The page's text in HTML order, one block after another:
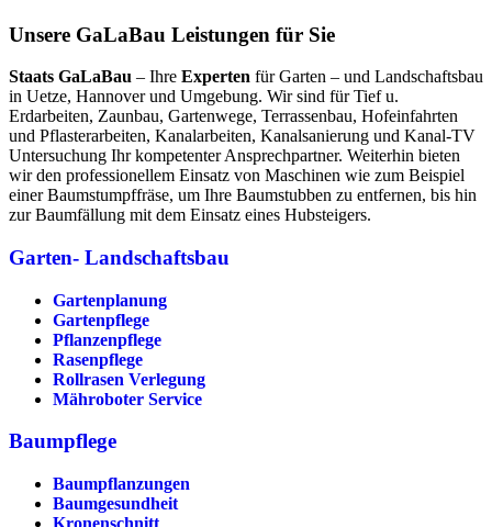
Unsere GaLaBau Leistungen für Sie
Staats GaLaBau – Ihre Experten für Garten – und Landschaftsbau
in Uetze, Hannover und Umgebung. Wir sind für Tief u.
Erdarbeiten, Zaunbau, Gartenwege, Terrassenbau, Hofeinfahrten
und Pflasterarbeiten, Kanalarbeiten, Kanalsanierung und Kanal-TV
Untersuchung Ihr kompetenter Ansprechpartner. Weiterhin bieten
wir den professionellem Einsatz von Maschinen wie zum Beispiel
einer Baumstumpffräse, um Ihre Baumstubben zu entfernen, bis hin
zur Baumfällung mit dem Einsatz eines Hubsteigers.
Garten- Landschaftsbau
Gartenplanung
Gartenpflege
Pflanzenpflege
Rasenpflege
Rollrasen Verlegung
Mähroboter Service
Baumpflege
Baumpflanzungen
Baumgesundheit